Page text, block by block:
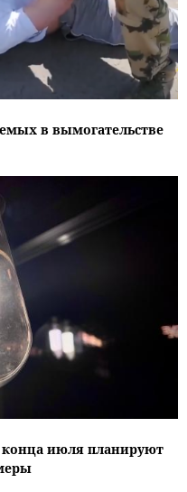
в вымогательстве
конца июля планируют